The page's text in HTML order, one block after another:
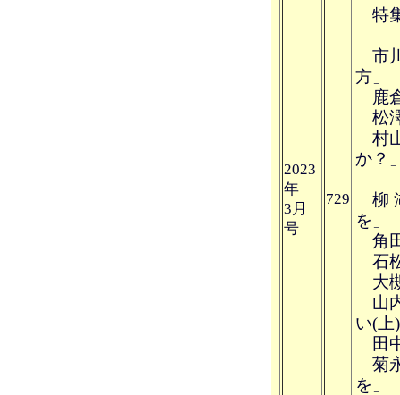
2023
年
3月
号
729
特
市
方」
鹿
松
村
か？
柳
を」
角
石
大
山
い(上
田
菊
を」